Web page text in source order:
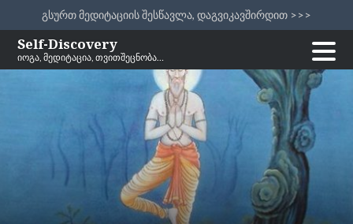
გსურთ მედიტაციის შესწავლა, დაგვიკავშირდით >>>
SkipSelf-Discovery
იოგა, მედიტაცია, თვითშეცნობა…